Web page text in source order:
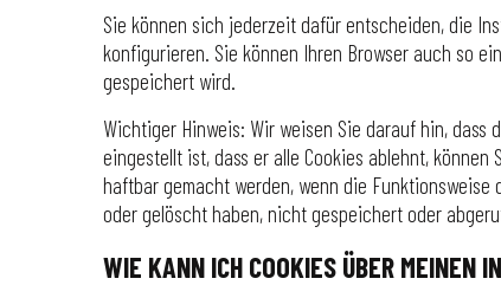
Sie können sich jederzeit dafür entscheiden, die
konfigurieren. Sie können Ihren Browser auch so
gespeichert wird.
Wichtiger Hinweis: Wir weisen Sie darauf hin, dass
eingestellt ist, dass er alle Cookies ablehnt,
haftbar gemacht werden, wenn die
oder gelöscht haben, nicht gespeichert oder
WIE KANN ICH COOKIES ÜBER MEINEN